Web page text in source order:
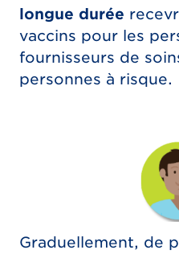
longue durée
vaccins pour les
fournisseurs de
personnes à risque.
Graduellement, de